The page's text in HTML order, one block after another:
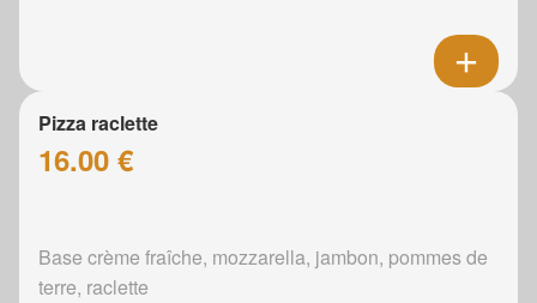
Pizza raclette
16.00 €
Base crème fraîche, mozzarella, jambon, pommes de
terre, raclette